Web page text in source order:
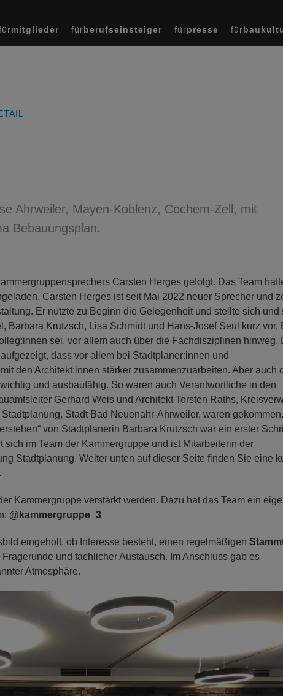
mitglieder fürberufseinsteiger fürpresse für
Ahrweiler, Mayen-Koblenz, Cochem-Zell, mit
Bebauungsplan.
Carsten Herges gefolgt. Das Team
Carsten Herges ist seit Mai 2022 neuer Sprecher und
Er nutzte zu Beginn die Gelegenheit und stellte sich und
Barbara Krutzsch, Lisa Schmidt und Hans-Josef Seul kurz vor.
sei, vor allem auch über die Fachdisziplinen hinweg.
dass vor allem bei Stadtplaner:innen und
den Architekt:innen stärker zusammenzuarbeiten. Aber auch
und ausbaufähig. So waren auch Verantwortliche in den
Gerhard Weis und Architekt Torsten Raths,
Stadt Bad Neuenahr-Ahrweiler, waren
von Stadtplanerin Barbara Krutzsch war ein erster
im Team der Kammergruppe und ist Mitarbeiterin der
Stadtplanung. Weiter unten auf dieser Seite finden Sie eine
Kammergruppe verstärkt werden. Dazu hat das Team ein
@kammergruppe_3
eingeholt, ob Interesse besteht, einen regelmäßigen
und fachlicher Austausch. Im Anschluss gab es
Atmosphäre.